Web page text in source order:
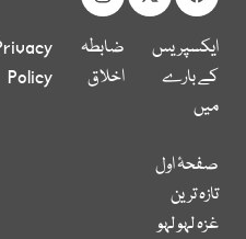
ایکسپریس
کے بارے
میں
ضابطہ
اخلاق
Policy
صفحۂ اول
تازہ ترین
غزہ لہو لہو